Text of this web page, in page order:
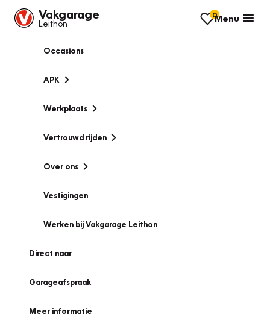
Vakgarage
Leithon
0Menu
Occasions
APK
Werkplaats
Vertrouwd rijden
Over ons
Vestigingen
Werken bij Vakgarage Leithon
Direct naar
Garageafspraak
Meer informatie